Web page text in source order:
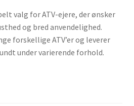
valg for ATV-ejere, der ønsker
og bred anvendelighed.
forskellige ATV’er og leverer
under varierende forhold.